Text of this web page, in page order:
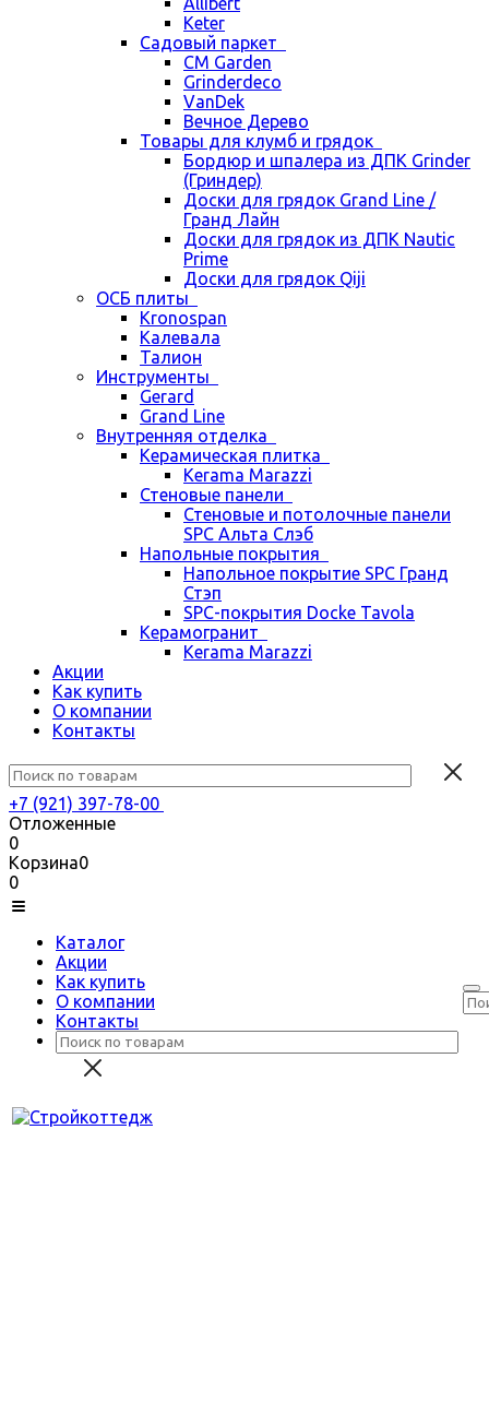
Keter
Садовый паркет
CM Garden
Grinderdeco
VanDek
Вечное Дерево
Товары для клумб и грядок
Бордюр и шпалера из ДПК Grinder
(Гриндер)
Доски для грядок Grand Line /
Гранд Лайн
Доски для грядок из ДПК Nautic
Prime
Доски для грядок Qiji
ОСБ плиты
Kronospan
Калевала
Талион
Инструменты
Gerard
Grand Line
Внутренняя отделка
Керамическая плитка
Kerama Marazzi
Стеновые панели
Стеновые и потолочные панели
SPC Альта Слэб
Напольные покрытия
Напольное покрытие SPC Гранд
Стэп
SPC-покрытия Docke Tavola
Керамогранит
Kerama Marazzi
Акции
Как купить
О компании
Контакты
+7 (921) 397-78-00
Отложенные
0
Корзина0
0
Каталог
Акции
Как купить
О компании
Контакты